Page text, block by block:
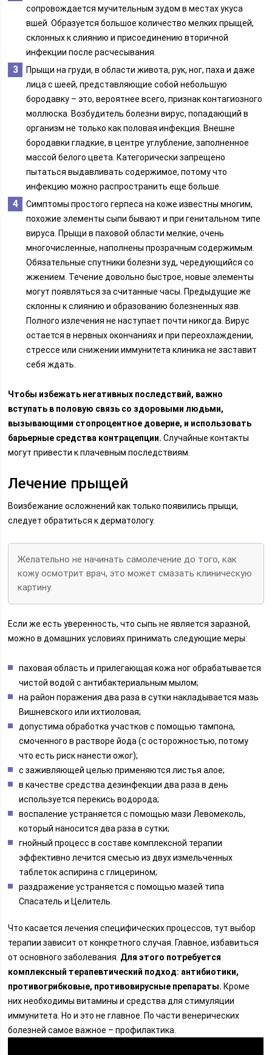
сопровождается мучительным зудом в местах укуса
вшей. Образуется большое количество мелких прыщей,
склонных к слиянию и присоединению вторичной
инфекции после расчесывания.
Прыщи на груди, в области живота, рук, ног, паха и даже
лица с шеей, представляющие собой небольшую
бородавку – это, вероятнее всего, признак контагиозного
моллюска. Возбудитель болезни вирус, попадающий в
организм не только как половая инфекция. Внешне
бородавки гладкие, в центре углубление, заполненное
массой белого цвета. Категорически запрещено
пытаться выдавливать содержимое, потому что
инфекцию можно распространить еще больше.
Симптомы простого герпеса на коже известны многим,
похожие элементы сыпи бывают и при генитальном типе
вируса. Прыщи в паховой области мелкие, очень
многочисленные, наполнены прозрачным содержимым.
Обязательные спутники болезни зуд, чередующийся со
жжением. Течение довольно быстрое, новые элементы
могут появляться за считанные часы. Предыдущие же
склонны к слиянию и образованию болезненных язв.
Полного излечения не наступает почти никогда. Вирус
остается в нервных окончаниях и при переохлаждении,
стрессе или снижении иммунитета клиника не заставит
себя ждать.
Чтобы избежать негативных последствий, важно
вступать в половую связь со здоровыми людьми,
вызывающими стопроцентное доверие, и использовать
барьерные средства контрацепции. Случайные контакты
могут привести к плачевным последствиям.
Лечение прыщей
Воизбежание осложнений как только появились прыщи,
следует обратиться к дерматологу.
Желательно не начинать самолечение до того, как
кожу осмотрит врач, это может смазать клиническую
картину.
Если же есть уверенность, что сыпь не является заразной,
можно в домашних условиях принимать следующие меры:
паховая область и прилегающая кожа ног обрабатывается
чистой водой с антибактериальным мылом;
на район поражения два раза в сутки накладывается мазь
Вишневского или ихтиоловая;
допустима обработка участков с помощью тампона,
смоченного в растворе йода (с осторожностью, потому
что есть риск нанести ожог);
с заживляющей целью применяются листья алое;
в качестве средства дезинфекции два раза в день
используется перекись водорода;
воспаление устраняется с помощью мази Левомеколь,
который наносится два раза в сутки;
гнойный процесс в составе комплексной терапии
эффективно лечится смесью из двух измельченных
таблеток аспирина с глицерином;
раздражение устраняется с помощью мазей типа
Спасатель и Целитель.
Что касается лечения специфических процессов, тут выбор
терапии зависит от конкретного случая. Главное, избавиться
от основного заболевания. Для этого потребуется
комплексный терапевтический подход: антибиотики,
противогрибковые, противовирусные препараты. Кроме
них необходимы витамины и средства для стимуляции
иммунитета. Но и это не главное. По части венерических
болезней самое важное – профилактика.